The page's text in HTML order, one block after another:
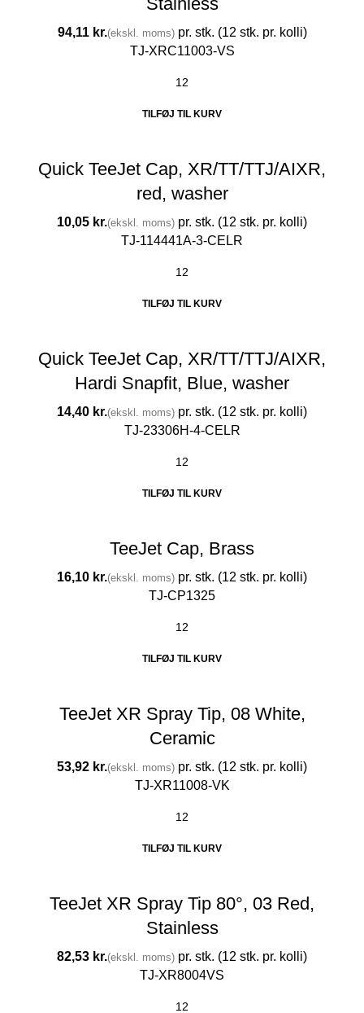
kr.
TJ-XRC11003-VS
TILFØJ TIL KURV
Quick TeeJet Cap, XR/TT/TTJ/AIXR,
red, washer
kr.
TJ-114441A-3-CELR
TILFØJ TIL KURV
Quick TeeJet Cap, XR/TT/TTJ/AIXR,
Hardi Snapfit, Blue, washer
kr.
TJ-23306H-4-CELR
TILFØJ TIL KURV
TeeJet Cap, Brass
kr.
TJ-CP1325
TILFØJ TIL KURV
TeeJet XR Spray Tip, 08 White,
Ceramic
kr.
TJ-XR11008-VK
TILFØJ TIL KURV
TeeJet XR Spray Tip 80°, 03 Red,
Stainless
kr.
TJ-XR8004VS